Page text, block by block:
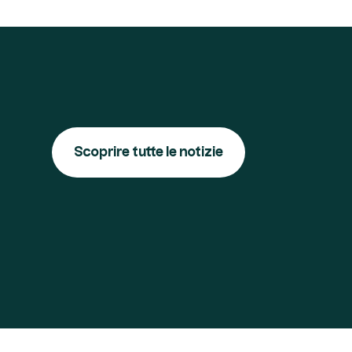
Scoprire tutte le notizie